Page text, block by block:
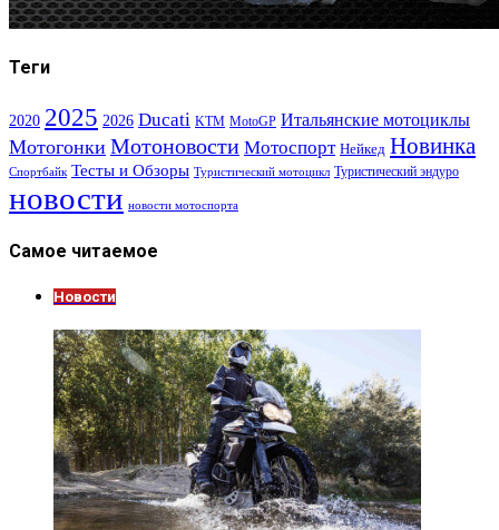
Теги
2020 2025 2026 Ducati KTM MotoGP Итальянские мотоциклы
Мотогонки Мотоновости Мотоспорт Нейкед Новинка
Спортбайк Тесты и Обзоры Туристический мотоцикл Туристический эндуро
новости новости мотоспорта
Самое читаемое
Новости